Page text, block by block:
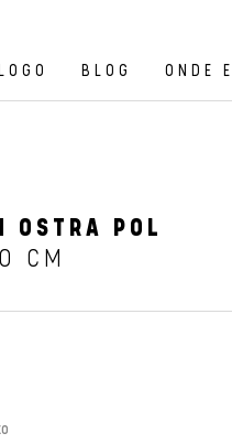
BLOG ONDE
OSTRA POL
CM